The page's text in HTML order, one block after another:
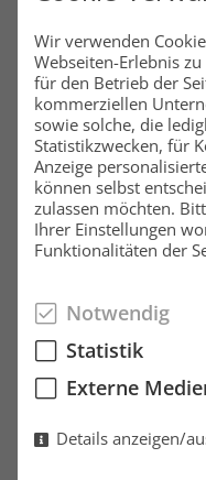
20457 Hamburg
Deutschland
Mo-Fr 8:00 - 20:00
Tel. +49 40 79 72 41
Fax +49 40 37 09 11
www.pantaenius.de
Wir verwenden
Webseiten-Erlebnis
für den Betrieb der
kommerziellen
sowie solche, die
Statistikzwecken, für
Anzeige
können selbst
zulassen möchten.
Ihrer Einstellungen
Funktionalitäten der
Notwendig
Statistik
Externe
Details anzeigen/